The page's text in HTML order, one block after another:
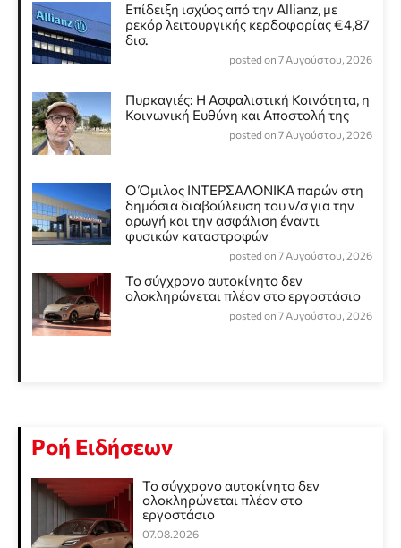
Επίδειξη ισχύος από την Allianz, με
ρεκόρ λειτουργικής κερδοφορίας €4,87
δισ.
posted on 7 Αυγούστου, 2026
Πυρκαγιές: Η Ασφαλιστική Κοινότητα, η
Κοινωνική Ευθύνη και Αποστολή της
posted on 7 Αυγούστου, 2026
Ο Όμιλος ΙΝΤΕΡΣΑΛΟΝΙΚΑ παρών στη
δημόσια διαβούλευση του ν/σ για την
αρωγή και την ασφάλιση έναντι
φυσικών καταστροφών
posted on 7 Αυγούστου, 2026
Το σύγχρονο αυτοκίνητο δεν
ολοκληρώνεται πλέον στο εργοστάσιο
posted on 7 Αυγούστου, 2026
Ροή Ειδήσεων
Το σύγχρονο αυτοκίνητο δεν
ολοκληρώνεται πλέον στο
εργοστάσιο
07.08.2026